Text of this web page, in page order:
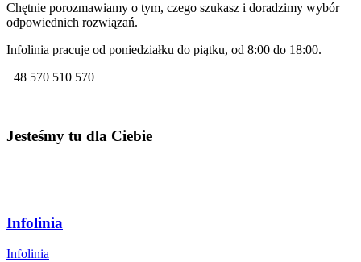
Chętnie porozmawiamy o tym, czego szukasz i doradzimy wybór
odpowiednich rozwiązań.
Infolinia pracuje od poniedziałku do piątku, od 8:00 do 18:00.
+48 570 510 570
Jesteśmy tu dla Ciebie
Infolinia
Infolinia